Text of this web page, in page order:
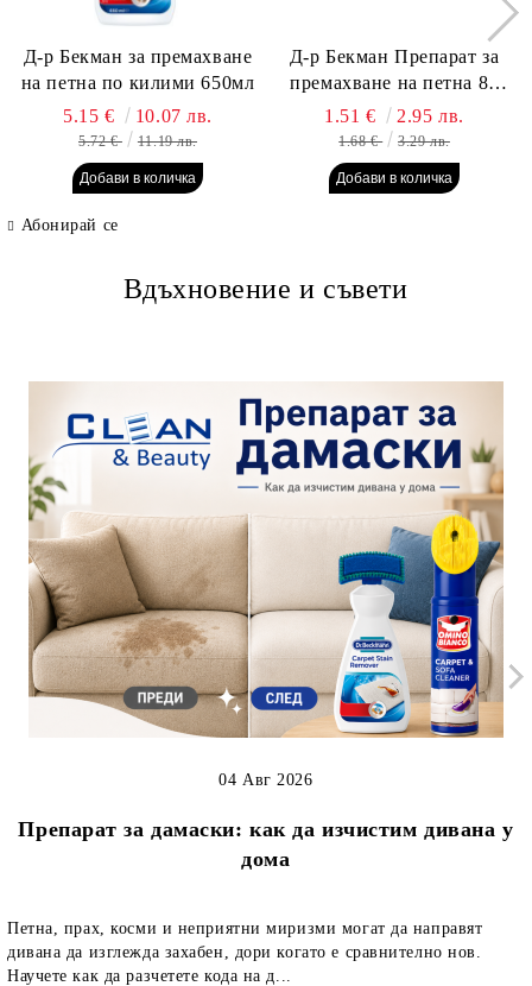
Д-р Бекман за премахване
на петна по килими 650мл
5.15 €
10.07 лв.
5.72 € 11.19 лв.
Д-р Бекман Препарат за
премахване на петна 80
гр. Пауч
1.51 € 2.95 лв.
1.68 € 3.29 лв.
Абонирай се
Вдъхновение и съвети
Препарат за дамаски: как да изчистим дивана у
дома
04 Авг 2026
Петна, прах, косми и неприятни миризми могат да направят
дивана да изглежда захабен, дори когато е сравнително нов.
Научете как да разчетете кода на д...